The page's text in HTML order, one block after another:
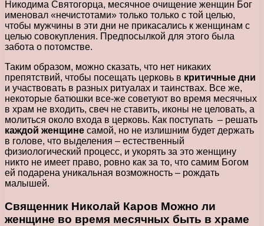
Никодима Святогорца, месячное очищение женщин Бог
именовал «нечистотами» только только с той целью,
чтобы мужчины в эти дни не прикасались к женщинам с
целью совокупления. Предпосылкой для этого была
забота о потомстве.
Таким образом, можно сказать, что нет никаких
препятствий, чтобы посещать церковь в критичные дни
и участвовать в разных ритуалах и таинствах. Все же,
некоторые батюшки все-же советуют во время месячных
в храм не входить, свеч не ставить, иконы не целовать, а
молиться около входа в церковь. Как поступать – решать
каждой женщине самой, но не излишним будет держать
в голове, что выделения – естественный
физиологический процесс, и укорять за это женщину
никто не имеет право, ровно как за то, что самим Богом
ей подарена уникальная возможность – рождать
малышей.
Священник Николай Каров Можно ли
женщине во время месячных быть в храме